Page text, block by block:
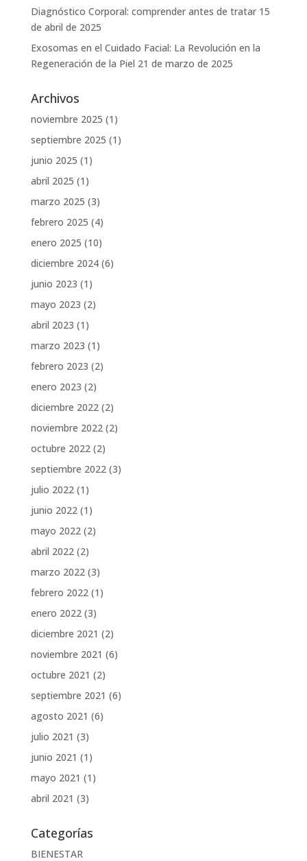
Diagnóstico Corporal: comprender antes de tratar 15
de abril de 2025
Exosomas en el Cuidado Facial: La Revolución en la
Regeneración de la Piel 21 de marzo de 2025
Archivos
noviembre 2025 (1)
septiembre 2025 (1)
junio 2025 (1)
abril 2025 (1)
marzo 2025 (3)
febrero 2025 (4)
enero 2025 (10)
diciembre 2024(6)
junio 2023 (1)
mayo 2023 (2)
abril 2023 (1)
marzo 2023 (1)
febrero 2023 (2)
enero 2023 (2)
diciembre 2022(2)
noviembre 2022(2)
octubre 2022(2)
septiembre 2022(3)
julio 2022(1)
junio 2022(1)
mayo 2022(2)
abril 2022(2)
marzo 2022(3)
febrero 2022(1)
enero 2022(3)
diciembre 2021 (2)
noviembre 2021 (6)
octubre 2021 (2)
septiembre 2021 (6)
agosto 2021 (6)
julio 2021 (3)
junio 2021 (1)
mayo 2021 (1)
abril 2021 (3)
Categorías
BIENESTAR